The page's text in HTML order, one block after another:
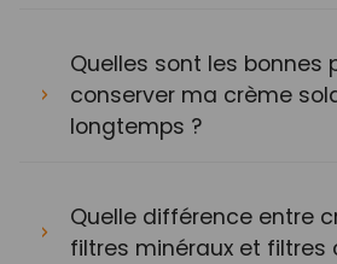
Quelles sont les bonnes
conserver ma crème
longtemps ?
Quelle différence entre
filtres minéraux et filtres